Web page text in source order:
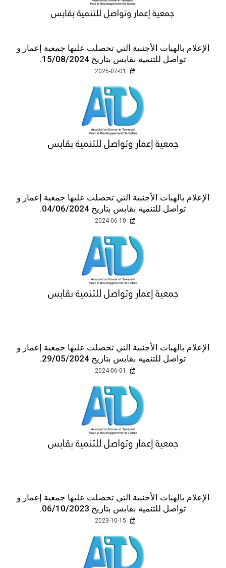
الإعلام بالهبات الأجنبية التي تحصلت عليها جمعية إعمار و
تواصل للتنمية بقابس بتاريخ 15/08/2024.
الإعلام بالهبات الأجنبية التي تحصلت عليها جمعية إعمار و
تواصل للتنمية بقابس بتاريخ 04/06/2024.
الإعلام بالهبات الأجنبية التي تحصلت عليها جمعية إعمار و
تواصل للتنمية بقابس بتاريخ 29/05/2024.
الإعلام بالهبات الأجنبية التي تحصلت عليها جمعية إعمار و
تواصل للتنمية بقابس بتاريخ 06/10/2023.